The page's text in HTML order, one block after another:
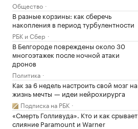
Общество
В разные корзины: как сберечь
накопления в период турбулентности
РБК и Сбер
В Белгороде повреждены около 30
многоэтажек после ночной атаки
дронов
Политика
Как за 6 недель настроить свой мозг на
жизнь мечты — идеи нейрохирурга
Подписка на РБК
«Смерть Голливуда». Кто и как срывает
слияние Paramount и Warner